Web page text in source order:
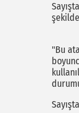
"Bu